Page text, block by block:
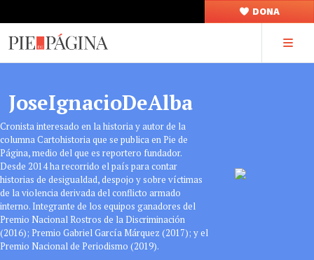
DONA
JoseIgnacioDeAlba
Cronista interesado en la historia y autor de la
columna Cartohistoria que se publica en Pie de
Página, medio del que es reportero fundador.
Desde 2014 ha recorrido el país para contar
historias de desigualdad, despojo y sobre víctimas
de la violencia derivada del conflicto armado
interno. Integrante de los equipos ganadores del
Premio Nacional Rostros de la Discriminación
(2016); Premio Gabriel García Márquez (2017); y el
Premio Nacional de Periodismo (2019).